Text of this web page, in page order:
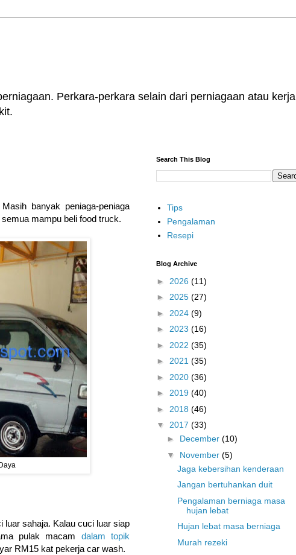
Perkara-perkara selain dari perniagaan atau kerja
banyak peniaga-peniaga
mampu beli food truck.
luar sahaja. Kalau cuci luar siap
pulak macam dalam topik
RM15 kat pekerja car wash.
Search This Blog
Tips
Pengalaman
Resepi
Blog Archive
► 2026 (11)
► 2025 (27)
► 2024 (9)
► 2023 (16)
► 2022 (35)
► 2021 (35)
► 2020 (36)
► 2019 (40)
► 2018 (46)
▼ 2017 (33)
► December (10)
▼ November (5)
Jaga kebersihan kenderaan
Jangan bertuhankan duit
Pengalaman berniaga masa
hujan lebat
Hujan lebat masa berniaga
Murah rezeki